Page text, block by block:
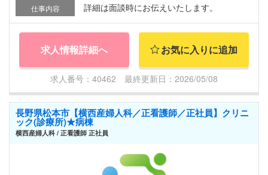
仕事内容 詳細は面談時にお伝えいたします。
求人情報詳細へ お気に入りに追加
求人番号：40462 最終更新日：2026/05/08
長野県松本市【横西産婦人科／正看護師／正社員】クリニ
ック(診療所)★病棟
横西産婦人科 / 正看護師 正社員